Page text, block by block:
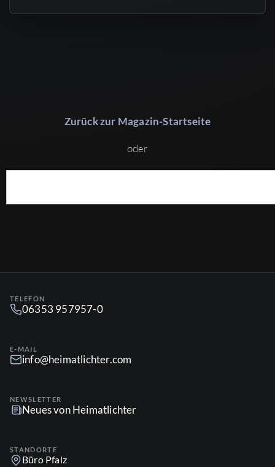
Zurück zur Magazin-Startseite
oder
TELEFON
06353 957957-0
E-MAIL
info@heimatlichter.com
NEWSLETTER
Neues von Heimatlichter
STANDORTE
Büro Pfalz